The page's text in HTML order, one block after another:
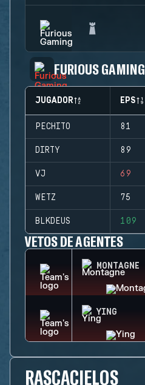
FURIOUS GAMING
JUGADOR EPS
PECHITO 81
DIRTY 89
VJ 69
WETZ 75
BLKDEUS 109
VETOS DE AGENTES
MONTAGNE
YING
RASCACIELOS